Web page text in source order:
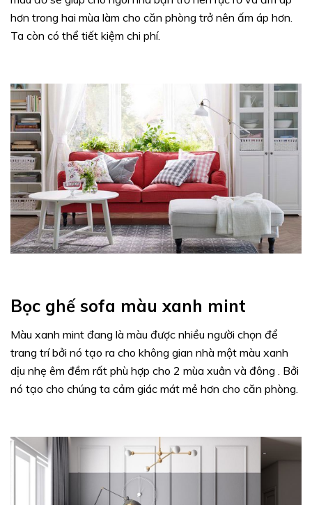
hơn trong hai mùa làm cho căn phòng trở nên ấm áp hơn.
Ta còn có thể tiết kiệm chi phí.
Bọc ghế sofa màu xanh mint
Màu xanh mint đang là màu được nhiều người chọn để
trang trí bởi nó tạo ra cho không gian nhà một màu xanh
dịu nhẹ êm đềm rất phù hợp cho 2 mùa xuân và đông . Bởi
nó tạo cho chúng ta cảm giác mát mẻ hơn cho căn phòng.